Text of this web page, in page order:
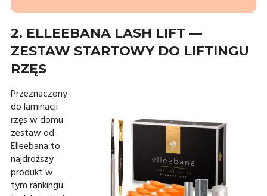
2. ELLEEBANA LASH LIFT —
ZESTAW STARTOWY DO LIFTINGU
RZĘS
Przeznaczony
do laminacji
rzęs w domu
zestaw od
Elleebana to
najdroższy
produkt w
tym rankingu.